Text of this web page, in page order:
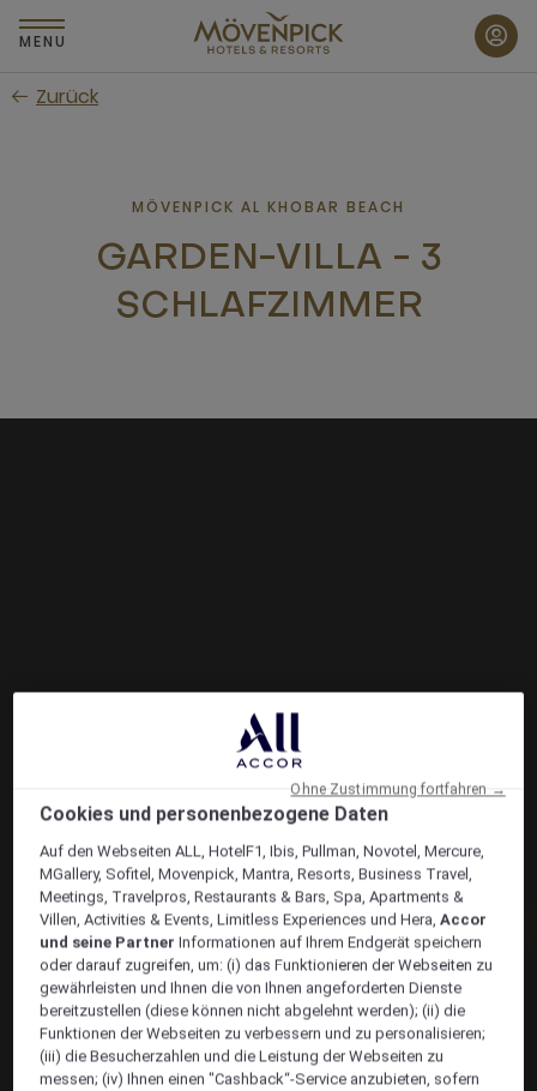
Zum
Hauptinhalt
MENU
Zurück
MÖVENPICK AL KHOBAR BEACH
GARDEN-VILLA - 3
SCHLAFZIMMER
Cookies und personenbezogene Daten
Auf den Webseiten ALL, HotelF1, Ibis, Pullman, Novotel, Mercure,
MGallery, Sofitel, Movenpick, Mantra, Resorts, Business Travel,
Meetings, Travelpros, Restaurants & Bars, Spa, Apartments &
Villen, Activities & Events, Limitless Experiences und Hera,Accor
und seine Partner Informationen auf Ihrem Endgerät speichern
oder darauf zugreifen, um: (i) das Funktionieren der Webseiten zu
gewährleisten und Ihnen die von Ihnen angeforderten Dienste
bereitzustellen (diese können nicht abgelehnt werden); (ii) die
Funktionen der Webseiten zu verbessern und zu personalisieren;
(iii) die Besucherzahlen und die Leistung der Webseiten zu
messen; (iv) Ihnen einen "Cashback“-Service anzubieten, sofern
Ohne Zustimmung fortfahren →